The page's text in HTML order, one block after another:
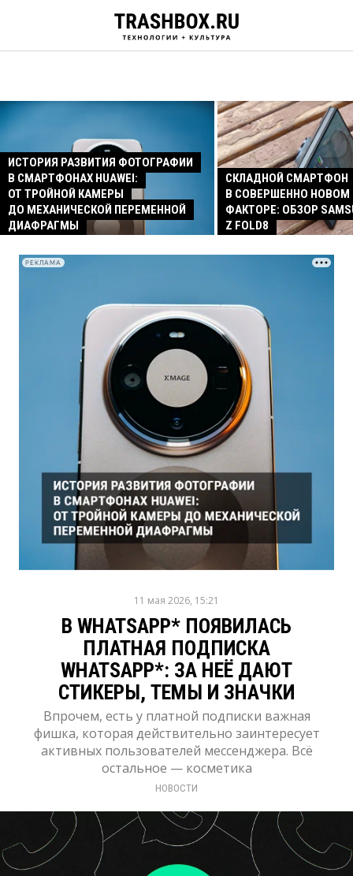
ИСТОРИЯ РАЗВИТИЯ ФОТОГРАФИИ
В СМАРТФОНАХ HUAWEI:
ОТ ТРОЙНОЙ КАМЕРЫ
ДО МЕХАНИЧЕСКОЙ ПЕРЕМЕННОЙ
ДИАФРАГМЫ
СКЛАДНОЙ СМАРТФОН
В СОВЕРШЕННО
ФАКТОРЕ: ОБЗОР
Z FOLD8
РЕКЛАМА
11 мая 2026, 15:21
В WHATSAPP* ПОЯВИЛАСЬ
ПЛАТНАЯ ПОДПИСКА
WHATSAPP*: ЗА НЕЁ ДАЮТ
СТИКЕРЫ, ТЕМЫ И ЗНАЧКИ
Впрочем, есть у платной подписки важная
фишка, которая действительно заинтересует
активных пользователей мессенджера. Всё
остальное — косметика
НОВОСТИ